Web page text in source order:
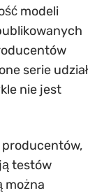
modeli
serie udział
nie jest
producentów,
testów
można